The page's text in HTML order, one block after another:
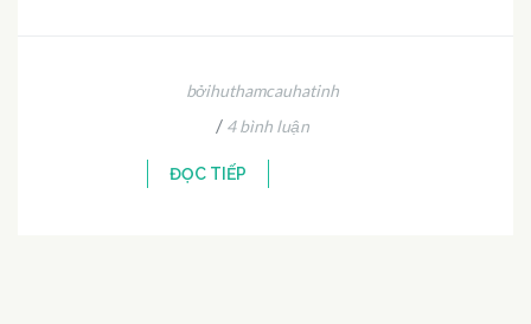
bởihuthamcauhatinh
/ 4 bình luận
ĐỌC TIẾP